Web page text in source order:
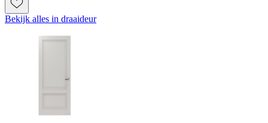
Bekijk alles in draaideur